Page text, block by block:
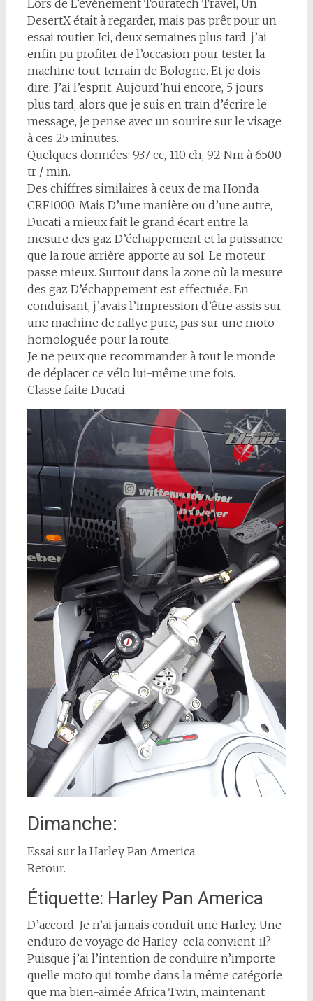
Lors de L’événement Touratech Travel, Un
DesertX était à regarder, mais pas prêt pour un
essai routier. Ici, deux semaines plus tard, j’ai
enfin pu profiter de l’occasion pour tester la
machine tout-terrain de Bologne. Et je dois
dire: J’ai l’esprit. Aujourd’hui encore, 5 jours
plus tard, alors que je suis en train d’écrire le
message, je pense avec un sourire sur le visage
à ces 25 minutes.
Quelques données: 937 cc, 110 ch, 92 Nm à 6500
tr / min.
Des chiffres similaires à ceux de ma Honda
CRF1000. Mais D’une manière ou d’une autre,
Ducati a mieux fait le grand écart entre la
mesure des gaz D’échappement et la puissance
que la roue arrière apporte au sol. Le moteur
passe mieux. Surtout dans la zone où la mesure
des gaz D’échappement est effectuée. En
conduisant, j’avais l’impression d’être assis sur
une machine de rallye pure, pas sur une moto
homologuée pour la route.
Je ne peux que recommander à tout le monde
de déplacer ce vélo lui-même une fois.
Classe faite Ducati.
Dimanche:
Essai sur la Harley Pan America.
Retour.
Étiquette: Harley Pan America
D’accord. Je n’ai jamais conduit une Harley. Une
enduro de voyage de Harley-cela convient-il?
Puisque j’ai l’intention de conduire n’importe
quelle moto qui tombe dans la même catégorie
que ma bien-aimée Africa Twin, maintenant